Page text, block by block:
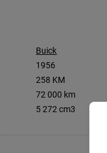
Buick
1956
258 KM
72 000 km
5 272 cm3